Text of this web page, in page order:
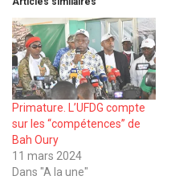
Primature. L’UFDG compte
sur les ‘‘compétences’’ de
Bah Oury
11 mars 2024
Dans "A la une"